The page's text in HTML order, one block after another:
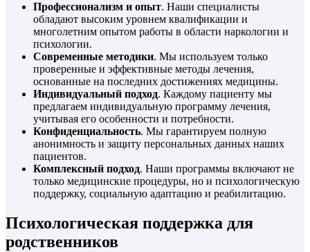
Профессионализм и опыт. Наши специалисты
обладают высоким уровнем квалификации и
многолетним опытом работы в области наркологии и
психологии.
Современные методики. Мы используем только
проверенные и эффективные методы лечения,
основанные на последних достижениях медицины.
Индивидуальный подход. Каждому пациенту мы
предлагаем индивидуальную программу лечения,
учитывая его особенности и потребности.
Конфиденциальность. Мы гарантируем полную
анонимность и защиту персональных данных наших
пациентов.
Комплексный подход. Наши программы включают не
только медицинские процедуры, но и психологическую
поддержку, социальную адаптацию и реабилитацию.
Психологическая поддержка для
родственников